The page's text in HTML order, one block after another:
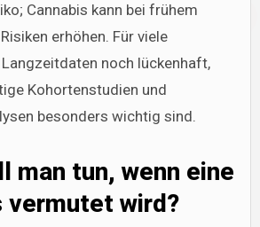
Cannabis kann bei frühem
erhöhen. Für viele
noch lückenhaft,
Kohortenstudien und
besonders wichtig sind.
man tun, wenn eine
vermutet wird?